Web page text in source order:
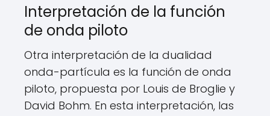
Interpretación de la función
de onda piloto
Otra interpretación de la dualidad
onda-partícula es la función de onda
piloto, propuesta por Louis de Broglie y
David Bohm. En esta interpretación, las